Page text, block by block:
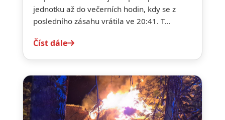
jednotku až do večerních hodin, kdy se z
posledního zásahu vrátila ve 20:41. T...
Číst dále